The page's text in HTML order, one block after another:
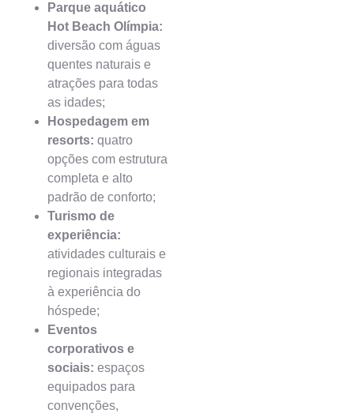
Parque aquático
Hot Beach Olímpia:
diversão com águas
quentes naturais e
atrações para todas
as idades;
Hospedagem em
resorts: quatro
opções com estrutura
completa e alto
padrão de conforto;
Turismo de
experiência:
atividades culturais e
regionais integradas
à experiência do
hóspede;
Eventos
corporativos e
sociais: espaços
equipados para
convenções,